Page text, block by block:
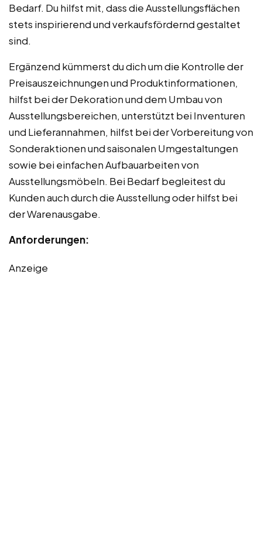
Bedarf. Du hilfst mit, dass die Ausstellungsflächen
stets inspirierend und verkaufsfördernd gestaltet
sind.
Ergänzend kümmerst du dich um die Kontrolle der
Preisauszeichnungen und Produktinformationen,
hilfst bei der Dekoration und dem Umbau von
Ausstellungsbereichen, unterstützt bei Inventuren
und Lieferannahmen, hilfst bei der Vorbereitung von
Sonderaktionen und saisonalen Umgestaltungen
sowie bei einfachen Aufbauarbeiten von
Ausstellungsmöbeln. Bei Bedarf begleitest du
Kunden auch durch die Ausstellung oder hilfst bei
der Warenausgabe.
Anforderungen:
Anzeige